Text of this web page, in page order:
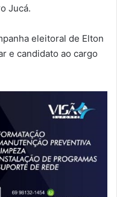
Jucá.
eleitoral de Elton
e candidato ao cargo